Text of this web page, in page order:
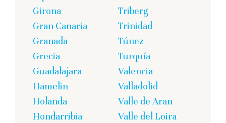
Girona
Gran Canaria
Granada
Grecia
Guadalajara
Hamelin
Holanda
Hondarribia
Triberg
Trinidad
Túnez
Turquía
Valencia
Valladolid
Valle de Aran
Valle del Loira